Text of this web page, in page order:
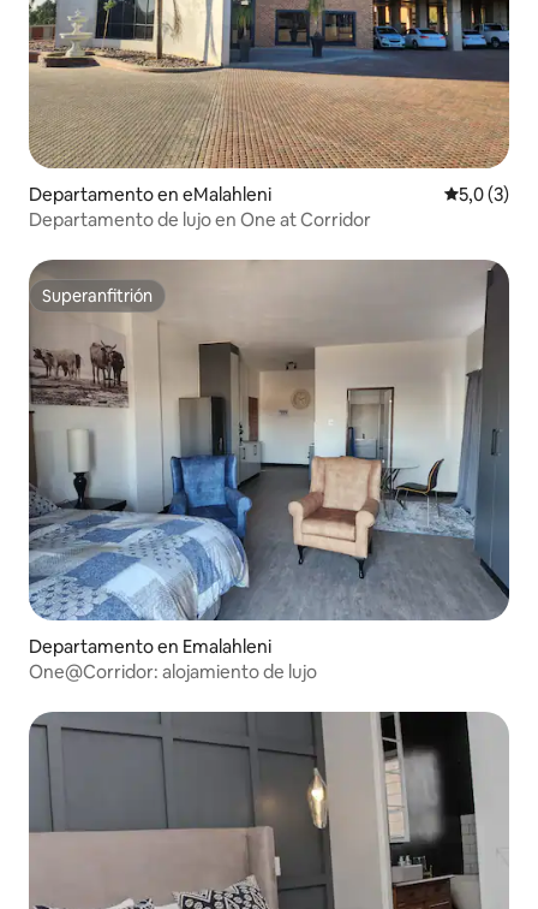
Departamento en eMalahleni
5,0 (3)
Departamento de lujo en One at Corridor
Superanfitrión
Superanfitrión
Departamento en Emalahleni
One@Corridor: alojamiento de lujo